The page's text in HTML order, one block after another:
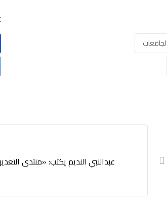
عبدالنبي النديم يكتب: «منتدى